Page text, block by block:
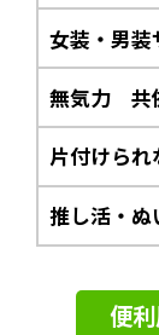
女装・男
無気力 共
片付けられ
推し活・ぬ
便